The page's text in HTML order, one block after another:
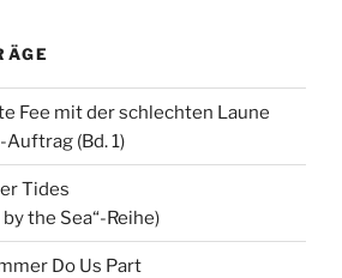
Fee mit der schlechten Laune
(Bd. 1)
Tides
by the Sea“-Reihe)
Do Us Part